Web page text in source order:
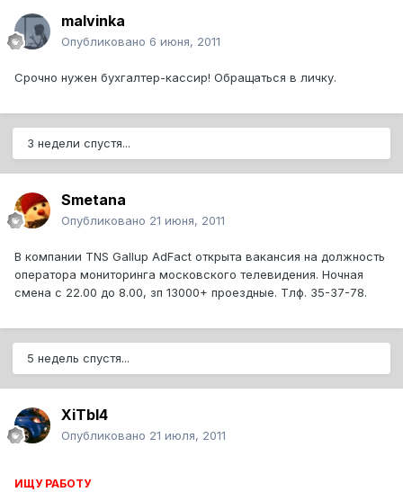
malvinka
Опубликовано 6 июня, 2011
Срочно нужен бухгалтер-кассир! Обращаться в личку.
3 недели спустя...
Smetana
Опубликовано 21 июня, 2011
В компании TNS Gallup AdFact открыта вакансия на должность
оператора мониторинга московского телевидения. Ночная
смена с 22.00 до 8.00, зп 13000+ проездные. Тлф. 35-37-78.
5 недель спустя...
XiTbI4
Опубликовано 21 июля, 2011
ИЩУ РАБОТУ